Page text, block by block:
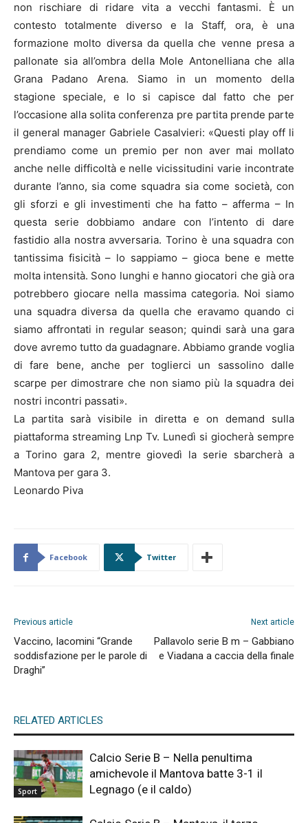
non rischiare di ridare vita a vecchi fantasmi. È un
contesto totalmente diverso e la Staff, ora, è una
formazione molto diversa da quella che venne presa a
pallonate sia all’ombra della Mole Antonelliana che alla
Grana Padano Arena. Siamo in un momento della
stagione speciale, e lo si capisce dal fatto che per
l’occasione alla solita conferenza pre partita prende parte
il general manager Gabriele Casalvieri: «Questi play off li
prendiamo come un premio per non aver mai mollato
anche nelle difficoltà e nelle vicissitudini varie incontrate
durante l’anno, sia come squadra sia come società, con
gli sforzi e gli investimenti che ha fatto – afferma – In
questa serie dobbiamo andare con l’intento di dare
fastidio alla nostra avversaria. Torino è una squadra con
tantissima fisicità – lo sappiamo – gioca bene e mette
molta intensità. Sono lunghi e hanno giocatori che già ora
potrebbero giocare nella massima categoria. Noi siamo
una squadra diversa da quella che eravamo quando ci
siamo affrontati in regular season; quindi sarà una gara
dove avremo tutto da guadagnare. Abbiamo grande voglia
di fare bene, anche per toglierci un sassolino dalle
scarpe per dimostrare che non siamo più la squadra dei
nostri incontri passati».
La partita sarà visibile in diretta e on demand sulla
piattaforma streaming Lnp Tv. Lunedì si giocherà sempre
a Torino gara 2, mentre giovedì la serie sbarcherà a
Mantova per gara 3.
Leonardo Piva
Facebook Twitter
Previous article
Vaccino, Iacomini “Grande
soddisfazione per le parole di
Draghi”
Next article
Pallavolo serie B m – Gabbiano
e Viadana a caccia della finale
RELATED ARTICLES
Sport
Calcio Serie B – Nella penultima
amichevole il Mantova batte 3-1 il
Legnago (e il caldo)